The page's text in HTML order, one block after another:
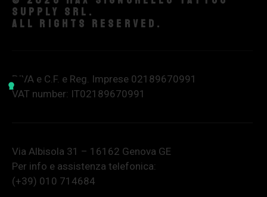
supply srl.
All rights reserved.
P.IVA e C.F. e Reg. Imprese 02189670991
VAT number: IT02189670991
Via Albisola 31 – 16162 Genova GE
Per info e assistenza telefonica:
(+39) 010 714684